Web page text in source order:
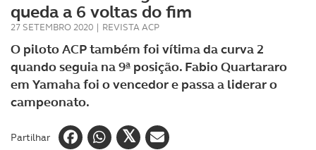
queda a 6 voltas do fim
27 SETEMBRO 2020 | REVISTA ACP
O piloto ACP também foi vítima da curva 2
quando seguia na 9ª posição. Fabio Quartararo
em Yamaha foi o vencedor e passa a liderar o
campeonato.
Partilhar